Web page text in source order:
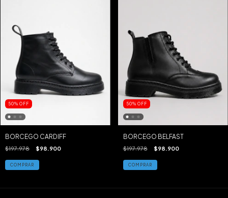
50% OFF
BORCEGO CARDIFF
$197.978 $98.900
COMPRAR
50% OFF
BORCEGO BELFAST
$197.978 $98.900
COMPRAR